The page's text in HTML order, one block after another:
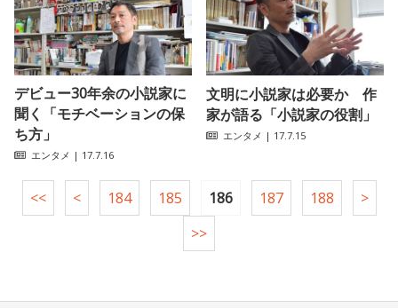
デビュー30年余の小説家に
聞く「モチベーションの保
ち方」
エンタメ | 17.7.16
文明に小説家は必要か 作
家が語る「小説家の役割」
エンタメ | 17.7.15
<< < 184 185 186 187 188
>
>>